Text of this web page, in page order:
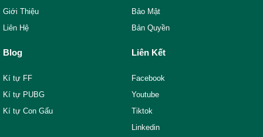
Giới Thiệu
Liên Hệ
Bảo Mật
Bản Quyền
Blog
Kí tự FF
Kí tự PUBG
Kí tự Con Gấu
Liên Kết
Facebook
Youtube
Tiktok
Linkedin